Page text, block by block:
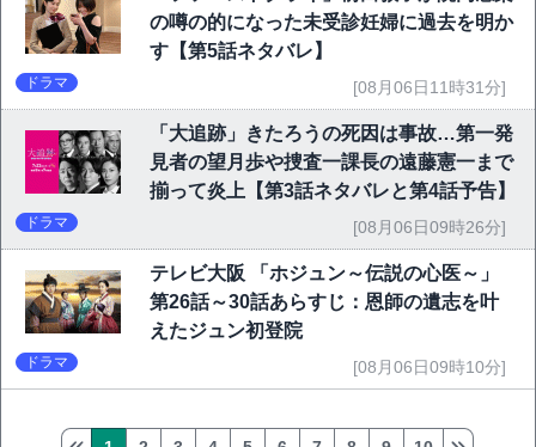
の噂の的になった未受診妊婦に過去を明か
す【第5話ネタバレ】
ドラマ [08月06日11時31分]
「大追跡」きたろうの死因は事故…第一発
見者の望月歩や捜査一課長の遠藤憲一まで
揃って炎上【第3話ネタバレと第4話予告】
ドラマ [08月06日09時26分]
テレビ大阪 「ホジュン～伝説の心医～」
第26話～30話あらすじ：恩師の遺志を叶
えたジュン初登院
ドラマ [08月06日09時10分]